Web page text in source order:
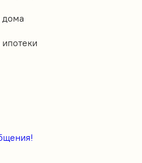
дома
ипотеки